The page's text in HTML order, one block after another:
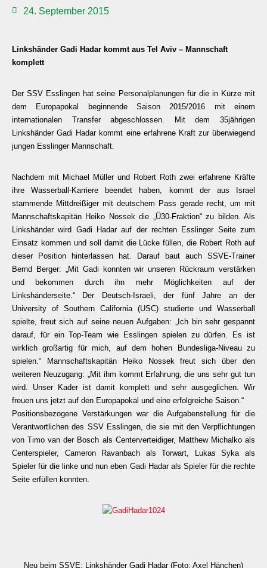
24. September 2015
Linkshänder Gadi Hadar kommt aus Tel Aviv – Mannschaft
komplett
Der SSV Esslingen hat seine Personalplanungen für die in Kürze mit
dem Europapokal beginnende Saison 2015/2016 mit einem
internationalen Transfer abgeschlossen. Mit dem 35jährigen
Linkshänder Gadi Hadar kommt eine erfahrene Kraft zur überwiegend
jungen Esslinger Mannschaft.
Nachdem mit Michael Müller und Robert Roth zwei erfahrene Kräfte
ihre Wasserball-Karriere beendet haben, kommt der aus Israel
stammende Mittdreißiger mit deutschem Pass gerade recht, um mit
Mannschaftskapitän Heiko Nossek die „Ü30-Fraktion“ zu bilden. Als
Linkshänder wird Gadi Hadar auf der rechten Esslinger Seite zum
Einsatz kommen und soll damit die Lücke füllen, die Robert Roth auf
dieser Position hinterlassen hat. Darauf baut auch SSVE-Trainer
Bernd Berger: „Mit Gadi konnten wir unseren Rückraum verstärken
und bekommen durch ihn mehr Möglichkeiten auf der
Linkshänderseite.“ Der Deutsch-Israeli, der fünf Jahre an der
University of Southern California (USC) studierte und Wasserball
spielte, freut sich auf seine neuen Aufgaben: „Ich bin sehr gespannt
darauf, für ein Top-Team wie Esslingen spielen zu dürfen. Es ist
wirklich großartig für mich, auf dem hohen Bundesliga-Niveau zu
spielen.“ Mannschaftskapitän Heiko Nossek freut sich über den
weiteren Neuzugang: „Mit ihm kommt Erfahrung, die uns sehr gut tun
wird. Unser Kader ist damit komplett und sehr ausgeglichen. Wir
freuen uns jetzt auf den Europapokal und eine erfolgreiche Saison.“
Positionsbezogene Verstärkungen war die Aufgabenstellung für die
Verantwortlichen des SSV Esslingen, die sie mit den Verpflichtungen
von Timo van der Bosch als Centerverteidiger, Matthew Michalko als
Centerspieler, Cameron Ravanbach als Torwart, Lukas Syka als
Spieler für die linke und nun eben Gadi Hadar als Spieler für die rechte
Seite erfüllen konnten.
Neu beim SSVE: Linkshänder Gadi Hadar (Foto: Axel Hänchen)